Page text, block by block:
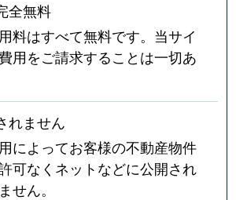
全無料
料はすべて無料です。当サイ
用をご請求することは一切あ
れません
によってお客様の不動産物件
可なくネットなどに公開され
せん。